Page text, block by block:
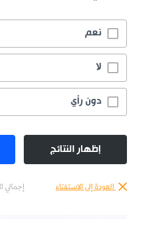
نعم
لا
دون رأي
إظهار النتائج
العودة إلى الاستفتاء إجمالي